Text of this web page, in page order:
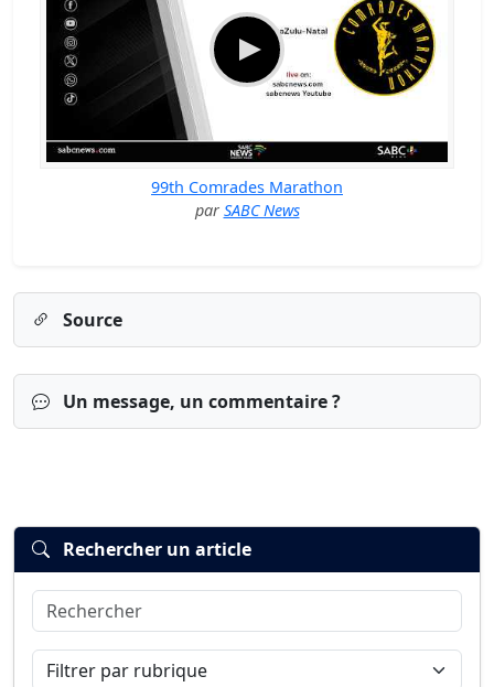
99th Comrades Marathon
par SABC News
Source
Un message, un commentaire ?
Connexion
Rechercher un article
Rechercher
Filtrer par rubrique